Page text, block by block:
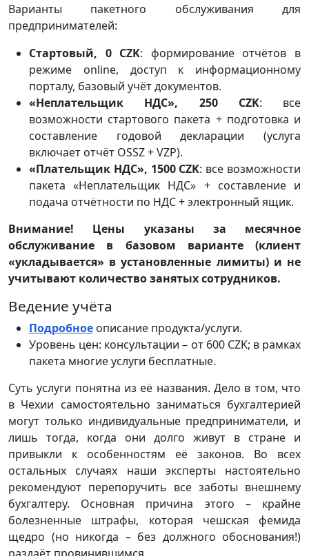
Варианты пакетного обслуживания для
предпринимателей:
Стартовый, 0 CZK: формирование отчётов в
режиме online, доступ к информационному
порталу, базовый учёт документов.
«Неплательщик НДС», 250 CZK: все
возможности стартового пакета + подготовка и
составление годовой декларации (услуга
включает отчёт OSSZ + VZP).
«Плательщик НДС», 1500 CZK: все возможности
пакета «Неплательщик НДС» + составление и
подача отчётности по НДС + электронный ящик.
Внимание! Цены указаны за месячное
обслуживание в базовом варианте (клиент
«укладывается» в установленные лимиты) и не
учитывают количество занятых сотрудников.
Ведение учёта
Подробное описание продукта/услуги.
Уровень цен: консультации – от 600 CZK; в рамках
пакета многие услуги бесплатные.
Суть услуги понятна из её названия. Дело в том, что
в Чехии самостоятельно заниматься бухгалтерией
могут только индивидуальные предприниматели, и
лишь тогда, когда они долго живут в стране и
привыкли к особенностям её законов. Во всех
остальных случаях наши эксперты настоятельно
рекомендуют перепоручить все заботы внешнему
бухгалтеру. Основная причина этого – крайне
болезненные штрафы, которая чешская фемида
щедро (но никогда – без должного обоснования!)